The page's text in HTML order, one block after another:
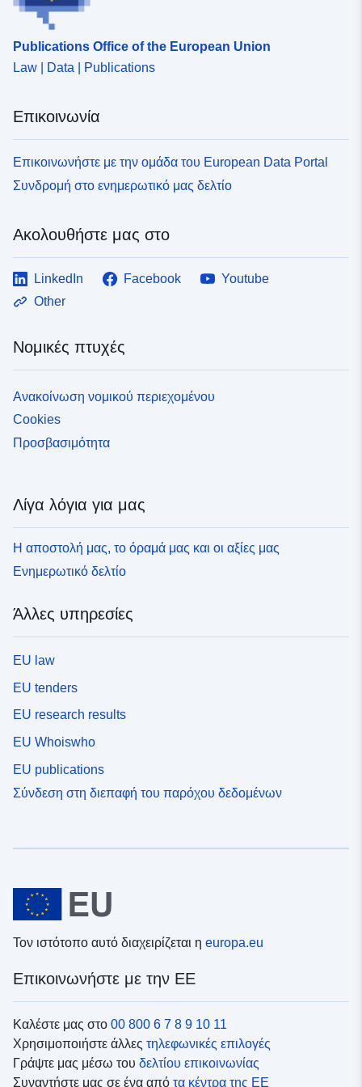
uriRef:
Publications Office of the European Union
Law | Data | Publications
Επικοινωνία
Επικοινωνήστε με την ομάδα του European Data Portal
Συνδρομή στο ενημερωτικό μας δελτίο
Ακολουθήστε μας στο
LinkedIn Facebook
Youtube
Other
Νομικές πτυχές
Ανακοίνωση νομικού περιεχομένου
Cookies
Προσβασιμότητα
Λίγα λόγια για μας
Η αποστολή μας, το όραμά μας και οι αξίες μας
Ενημερωτικό δελτίο
Άλλες υπηρεσίες
EU law
EU tenders
EU research results
EU Whoiswho
EU publications
Σύνδεση στη διεπαφή του παρόχου δεδομένων
Τον ιστότοπο αυτό διαχειρίζεται η europa.eu
Επικοινωνήστε με την ΕΕ
Καλέστε μας στο 00 800 6 7 8 9 10 11
Χρησιμοποιήστε άλλες τηλεφωνικές επιλογές
Γράψτε μας μέσω του δελτίου επικοινωνίας
Συναντήστε μας σε ένα από τα κέντρα της ΕΕ